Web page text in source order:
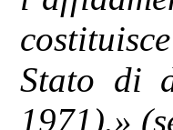
Stato di
1971).»